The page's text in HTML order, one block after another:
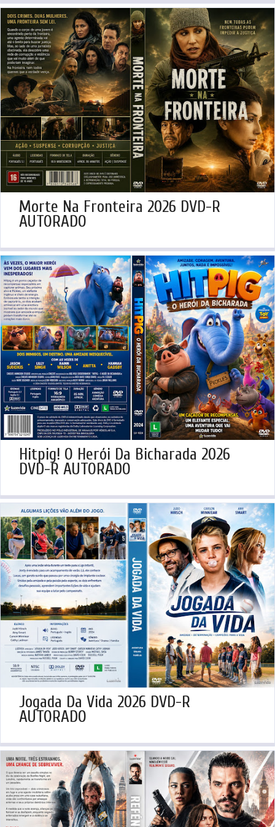
Morte Na Fronteira 2026 DVD-R
AUTORADO
Hitpig! O Herói Da Bicharada 2026
DVD-R AUTORADO
Jogada Da Vida 2026 DVD-R
AUTORADO